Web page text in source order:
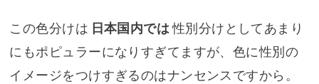
この色分けは 日本国内では性別分けとしてあまり
にもポピュラーになりすぎてますが、色に性別の
イメージをつけすぎるのはナンセンスですから。